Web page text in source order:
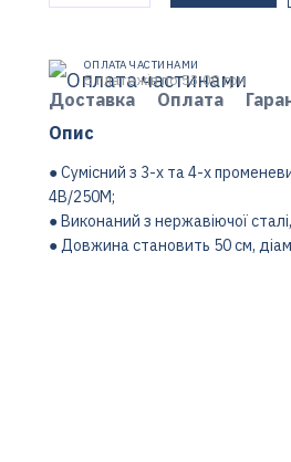
ОПЛАТА ЧАСТИНАМИ
5 платежів по 53.00 грн
Доставка Оплата
Опис
● Сумісний з 3-х та 4-х
4B/250M;
● Виконаний з нержавіючої
● Довжина становить 50 см,